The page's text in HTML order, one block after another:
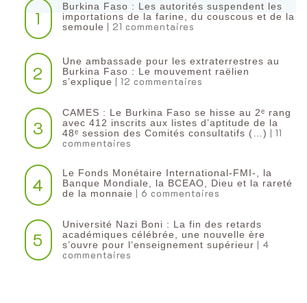
1
Burkina Faso : Les autorités suspendent les
importations de la farine, du couscous et de la
semoule | 21 commentaires
2
Une ambassade pour les extraterrestres au
Burkina Faso : Le mouvement raëlien
s’explique | 12 commentaires
3
CAMES : Le Burkina Faso se hisse au 2ᵉ rang
avec 412 inscrits aux listes d’aptitude de la
48ᵉ session des Comités consultatifs (…) | 11
commentaires
4
Le Fonds Monétaire International-FMI-, la
Banque Mondiale, la BCEAO, Dieu et la rareté
de la monnaie | 6 commentaires
5
Université Nazi Boni : La fin des retards
académiques célébrée, une nouvelle ère
s’ouvre pour l’enseignement supérieur | 4
commentaires